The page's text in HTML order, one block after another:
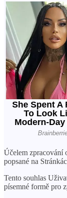
Účelem zpracování
popsané na
Tento souhlas
písemné formě pro